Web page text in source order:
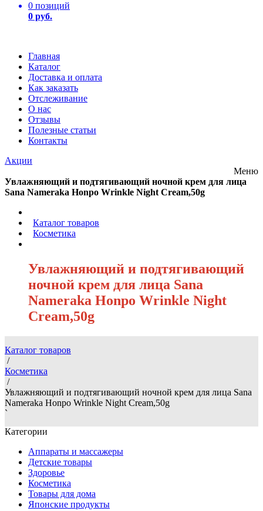
0 позиций
0 руб.
Главная
Каталог
Доставка и оплата
Как заказать
Отслеживание
О нас
Отзывы
Полезные статьи
Контакты
Акции
Меню
Увлажняющий и подтягивающий ночной крем для лица
Sana Nameraka Honpo Wrinkle Night Cream,50g
Каталог товаров
Косметика
Увлажняющий и подтягивающий
ночной крем для лица Sana
Nameraka Honpo Wrinkle Night
Cream,50g
Каталог товаров
/
Косметика
/
Увлажняющий и подтягивающий ночной крем для лица Sana
Nameraka Honpo Wrinkle Night Cream,50g
`
Категории
Аппараты и массажеры
Детские товары
Здоровье
Косметика
Товары для дома
Японские продукты